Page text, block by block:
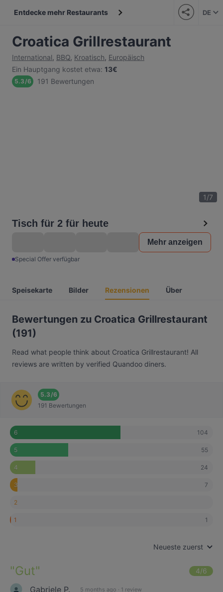
Entdecke mehr Restaurants DE
Croatica Grillrestaurant
International, BBQ, Kroatisch, Europäisch
Ein Hauptgang kostet etwa: 13€
5.3/6 191 Bewertungen
1/7
Tisch für 2 für heute
Mehr anzeigen
Special Offer verfügbar
Speisekarte Bilder Rezensionen Über
Bewertungen zu Croatica Grillrestaurant
(191)
Read what people think about Croatica Grillrestaurant! All
reviews are written by verified Quandoo diners.
5.3/6
191 Bewertungen
6 104
5 55
4 24
3 7
2
1 1
Neueste zuerst
"Gut" 4/6
Gabriele P. 5 months ago · 1 review